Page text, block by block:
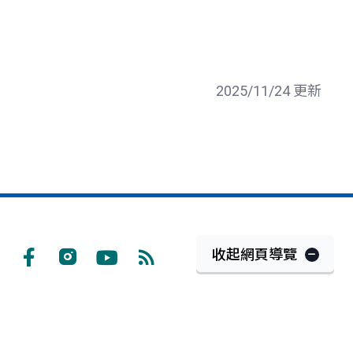
2025/11/24 更新
收起網頁導覽